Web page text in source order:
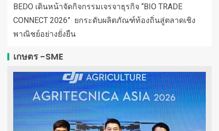
BEDO เดินหน้าจัดกิจกรรมเจรจาธุรกิจ “BIO TRADE
CONNECT 2026” ยกระดับผลิตภัณฑ์ท้องถิ่นสู่ตลาดเชิง
พาณิชย์อย่างยั่งยืน
เกษตร -SME